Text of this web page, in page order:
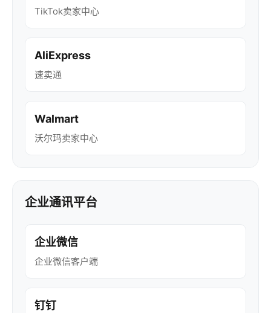
TikTok卖家中心
AliExpress
速卖通
Walmart
沃尔玛卖家中心
企业通讯平台
企业微信
企业微信客户端
钉钉